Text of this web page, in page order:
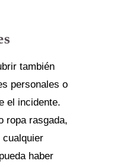
también
personales o
el incidente.
ropa rasgada,
cualquier
haber